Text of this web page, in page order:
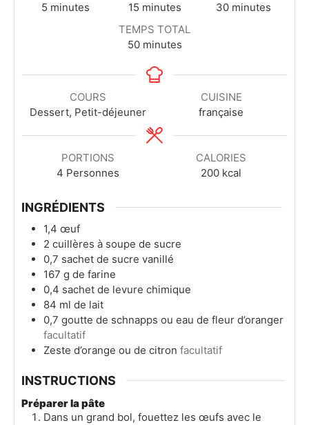
5 minutes
15 minutes
30 minutes
TEMPS TOTAL
50 minutes
COURS
Dessert, Petit-déjeuner
CUISINE
française
PORTIONS
4 Personnes
CALORIES
200 kcal
INGRÉDIENTS
1,4 œuf
2 cuillères à soupe de sucre
0,7 sachet de sucre vanillé
167 g de farine
0,4 sachet de levure chimique
84 ml de lait
0,7 goutte de schnapps ou eau de fleur d’oranger
facultatif
Zeste d’orange ou de citron facultatif
INSTRUCTIONS
Préparer la pâte
Dans un grand bol, fouettez les œufs avec le